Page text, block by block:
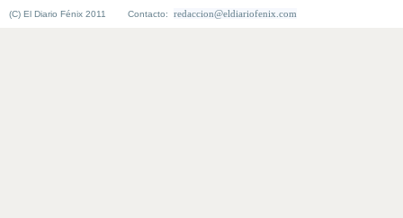
(C) El Diario Fénix 2011 Contacto: redaccion@eldiariofenix.com